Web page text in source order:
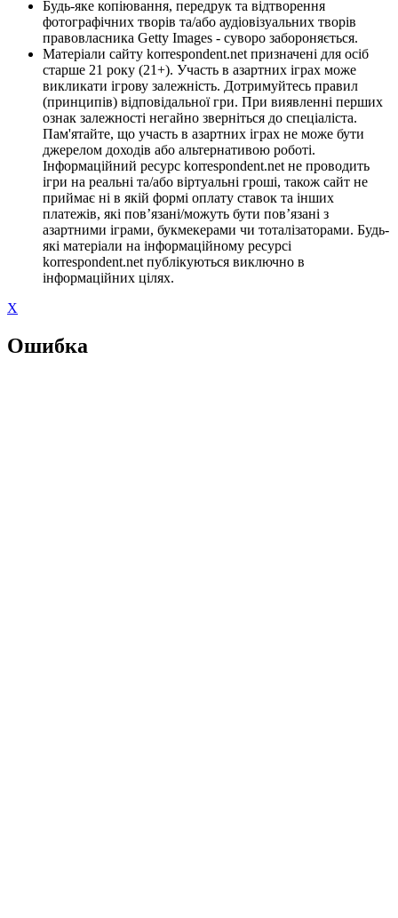
Будь-яке копіювання, передрук та відтворення
фотографічних творів та/або аудіовізуальних творів
правовласника Getty Images - суворо забороняється.
Матеріали сайту korrespondent.net призначені для осіб
старше 21 року (21+). Участь в азартних іграх може
викликати ігрову залежність. Дотримуйтесь правил
(принципів) відповідальної гри. При виявленні перших
ознак залежності негайно зверніться до спеціаліста.
Пам'ятайте, що участь в азартних іграх не може бути
джерелом доходів або альтернативою роботі.
Інформаційний ресурс korrespondent.net не проводить
ігри на реальні та/або віртуальні гроші, також сайт не
приймає ні в якій формі оплату ставок та інших
платежів, які пов’язані/можуть бути пов’язані з
азартними іграми, букмекерами чи тоталізаторами. Будь-
які матеріали на інформаційному ресурсі
korrespondent.net публікуються виключно в
інформаційних цілях.
X
Ошибка